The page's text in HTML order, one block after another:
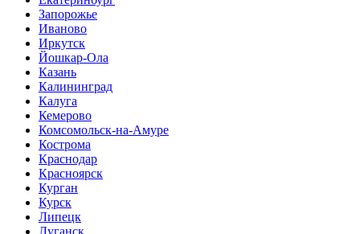
Запорожье
Иваново
Иркутск
Йошкар-Ола
Казань
Калининград
Калуга
Кемерово
Комсомольск-на-Амуре
Кострома
Краснодар
Красноярск
Курган
Курск
Липецк